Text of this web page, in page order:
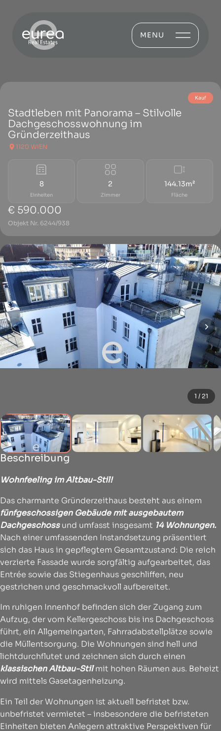
MENU
Kauf
Stadtleben mit Panorama – Stilvolle
Dachgeschosswohnung im
Gründerzeithaus
1120 WIEN
8
Einheiten
2
Zimmer
144.13m²
Fläche
€ 590.000
Objekt Nr. 6244/938
1 / 21
Beschreibung
Wohnfeeling im Altbau-Stil!
Das charmante Gründerzeithaus besteht aus einem
fünfgeschossigen Gebäude mit ausgebautem
Dachgeschossund umfasst insgesamt 14 Wohnungen.
Nach einer umfassenden Instandsetzung präsentiert
sich das Haus in gepflegtem Gesamtzustand: Die reich
verzierte Fassade wurde sorgfältig aufgearbeitet, das
Entrée sowie das Stiegenhaus geschliffen, neu
gestrichen und geschmackvoll aufbereitet.
Im ruhigen Innenhof befinden sich der Zugang zum
Aufzug, der vom Kellergeschoss bis ins Dachgeschoss
führt, ein Allgemeingarten, Fahrradabstellplätze sowie
die Müllentsorgung. Die Wohnungen sind hell und
lichtdurchflutet und zeichnen sich durch einen
klassischen Altbau-Stilmit hohen Räumen aus. Beheizt
wird mittels Gasetagenheizung.
Ein Teil der Wohnungen ist aktuell befristet bzw.
unbefristet vermietet – insbesondere die befristeten
Einheiten bieten Anlegern attraktive Perspektiven für